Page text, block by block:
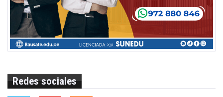
Redes sociales